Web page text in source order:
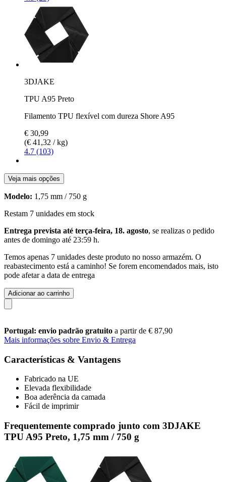
3DJAKE
TPU A95 Preto
Filamento TPU flexível com dureza Shore A95
€ 30,99
(€ 41,32 / kg)
4.7 (103)
Veja mais opções
Modelo: 1,75 mm / 750 g
Restam 7 unidades em stock
Entrega prevista até terça-feira, 18. agosto, se realizas o pedido
antes de domingo até 23:59 h.
Temos apenas 7 unidades deste produto no nosso armazém. O
reabastecimento está a caminho! Se forem encomendados mais, isto
pode afetar a data de entrega
Adicionar ao carrinho
Portugal: envio padrão gratuito a partir de € 87,90
Mais informações sobre Envio & Entrega
Características & Vantagens
Fabricado na UE
Elevada flexibilidade
Boa aderência da camada
Fácil de imprimir
Frequentemente comprado junto com 3DJAKE
TPU A95 Preto, 1,75 mm / 750 g